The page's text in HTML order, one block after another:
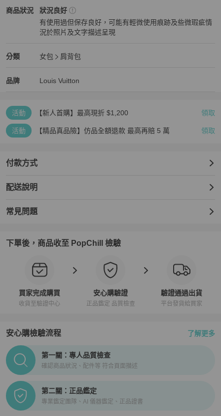
重要說明: 本賣場商品有3家實體店面及4家虛擬店舖同時銷售，有可
能商品已售完來不及下架 ，BRAND OFF保留接受訂單與否的權利
商品狀況
Louis Vuitton女包商品狀態與細節
狀況良好
有使用過但保存良好，可能有輕微使用痕跡及些微瑕疵情
況於照片及文字描述呈現
分類
Louis Vuitton女包 分類資訊
女包
肩背包
品牌
Louis Vuitton精品女包品牌介紹
Louis Vuitton
Louis Vuitton推薦清單
活動 【新人首購】最高現折 $1,200 領取
活動 【精品真品險】仿品全額退款 最高再賠 5 萬 領取
付款方式
配送說明
常見問題
下單後，商品收至 PopChill 檢驗
買家完成購買
收貨至驗證中心
安心購驗證
正品鑑定 品質檢查
驗證通過出貨
平台發貨給買家
安心購檢驗流程 了解更多
PopChill拍拍圈正品驗證、安心購檢驗流程介紹
第一關：專人品質檢查
確認商品狀況、配件等 符合頁面描述
第二關：正品鑑定
專業鑑定團隊、AI 儀器鑑定、正品證書